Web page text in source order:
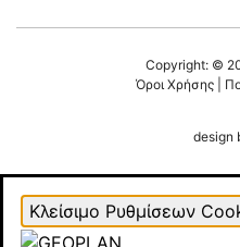
Copyright: ©
Όροι Χρήσης|
design
Κλείσιμο Ρυθμίσεων